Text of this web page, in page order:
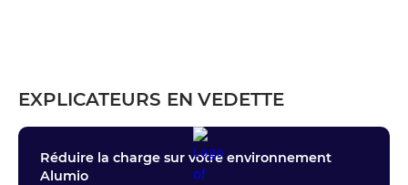
EXPLICATEURS EN VEDETTE
Réduire la charge sur votre environnement
Alumio